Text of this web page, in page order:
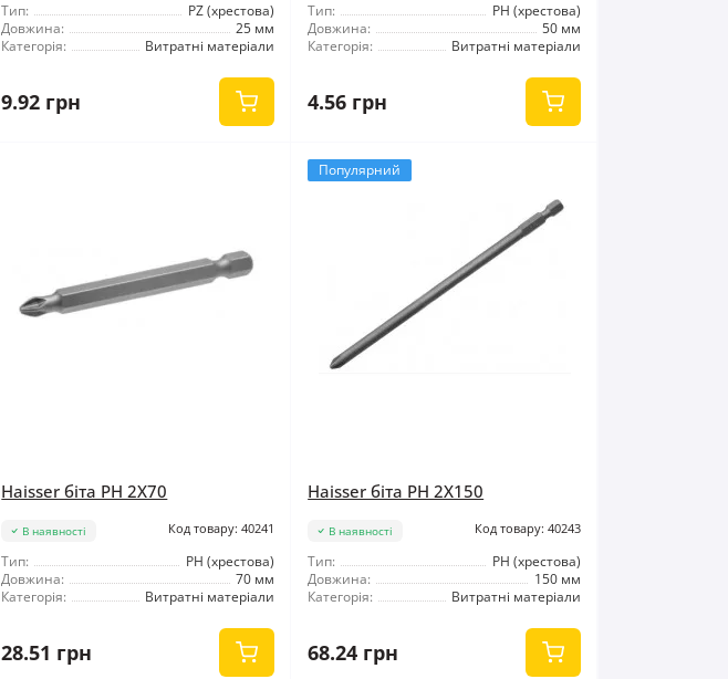
Тип:
PZ (хрестова)
Довжина:
25 мм
Категорія:
Витратні матеріали
9.92 грн
Тип:
РН (хрестова)
Довжина:
50 мм
Категорія:
Витратні матеріали
4.56 грн
Haisser біта PH 2X70
В наявності Код товару: 40241
Тип:
РН (хрестова)
Довжина:
70 мм
Категорія:
Витратні матеріали
28.51 грн
Популярний
Haisser біта PH 2X150
В наявності Код товару: 40243
Тип:
РН (хрестова)
Довжина:
150 мм
Категорія:
Витратні матеріали
68.24 грн